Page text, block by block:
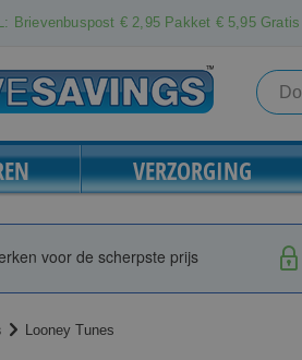
Brievenbuspost € 2,95 Pakket € 5,95
VERZORGING
voor de scherpste prijs
Looney Tunes